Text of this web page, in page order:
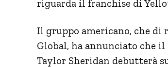
riguarda il franchise di
Il gruppo americano, che di
Global, ha annunciato che
Taylor Sheridan debutterà